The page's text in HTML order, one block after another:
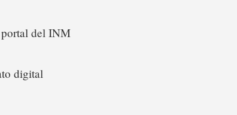
portal del INM
digital